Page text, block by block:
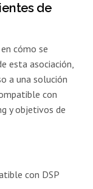
de
cómo se
esta asociación,
a una solución
con
y objetivos de
con DSP